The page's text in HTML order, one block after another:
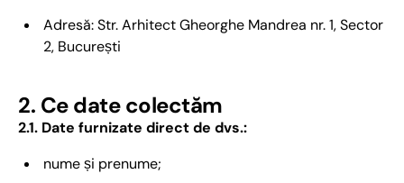
Adresă: Str. Arhitect Gheorghe Mandrea nr. 1, Sector
2, București
2. Ce date colectăm
2.1. Date furnizate direct de dvs.:
nume și prenume;